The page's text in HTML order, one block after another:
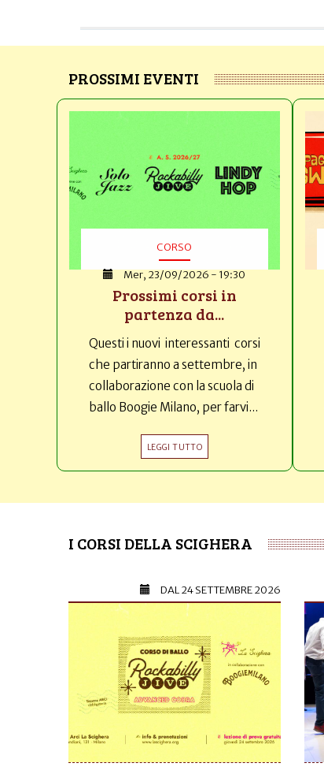
PROSSIMI EVENTI
CORSO
Mer, 23/09/2026 - 19:30
Prossimi corsi in
partenza da...
Questi i nuovi interessanti corsi
che partiranno a settembre, in
collaborazione con la scuola di
ballo Boogie Milano, per farvi...
LEGGI TUTTO
I CORSI DELLA SCIGHERA
DAL24 SETTEMBRE 2026